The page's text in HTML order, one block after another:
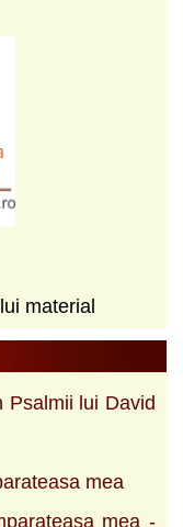
material
Psalmii lui David
mea
mea -